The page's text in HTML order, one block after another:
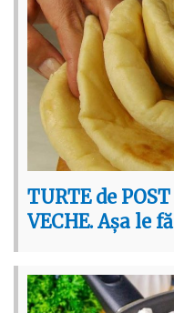
TURTE de
VECHE. Așa le